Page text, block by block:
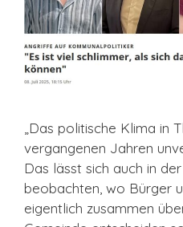
„Das politische Klima in
vergangenen Jahren
Das lässt sich auch in
beobachten, wo Bürger
eigentlich zusammen